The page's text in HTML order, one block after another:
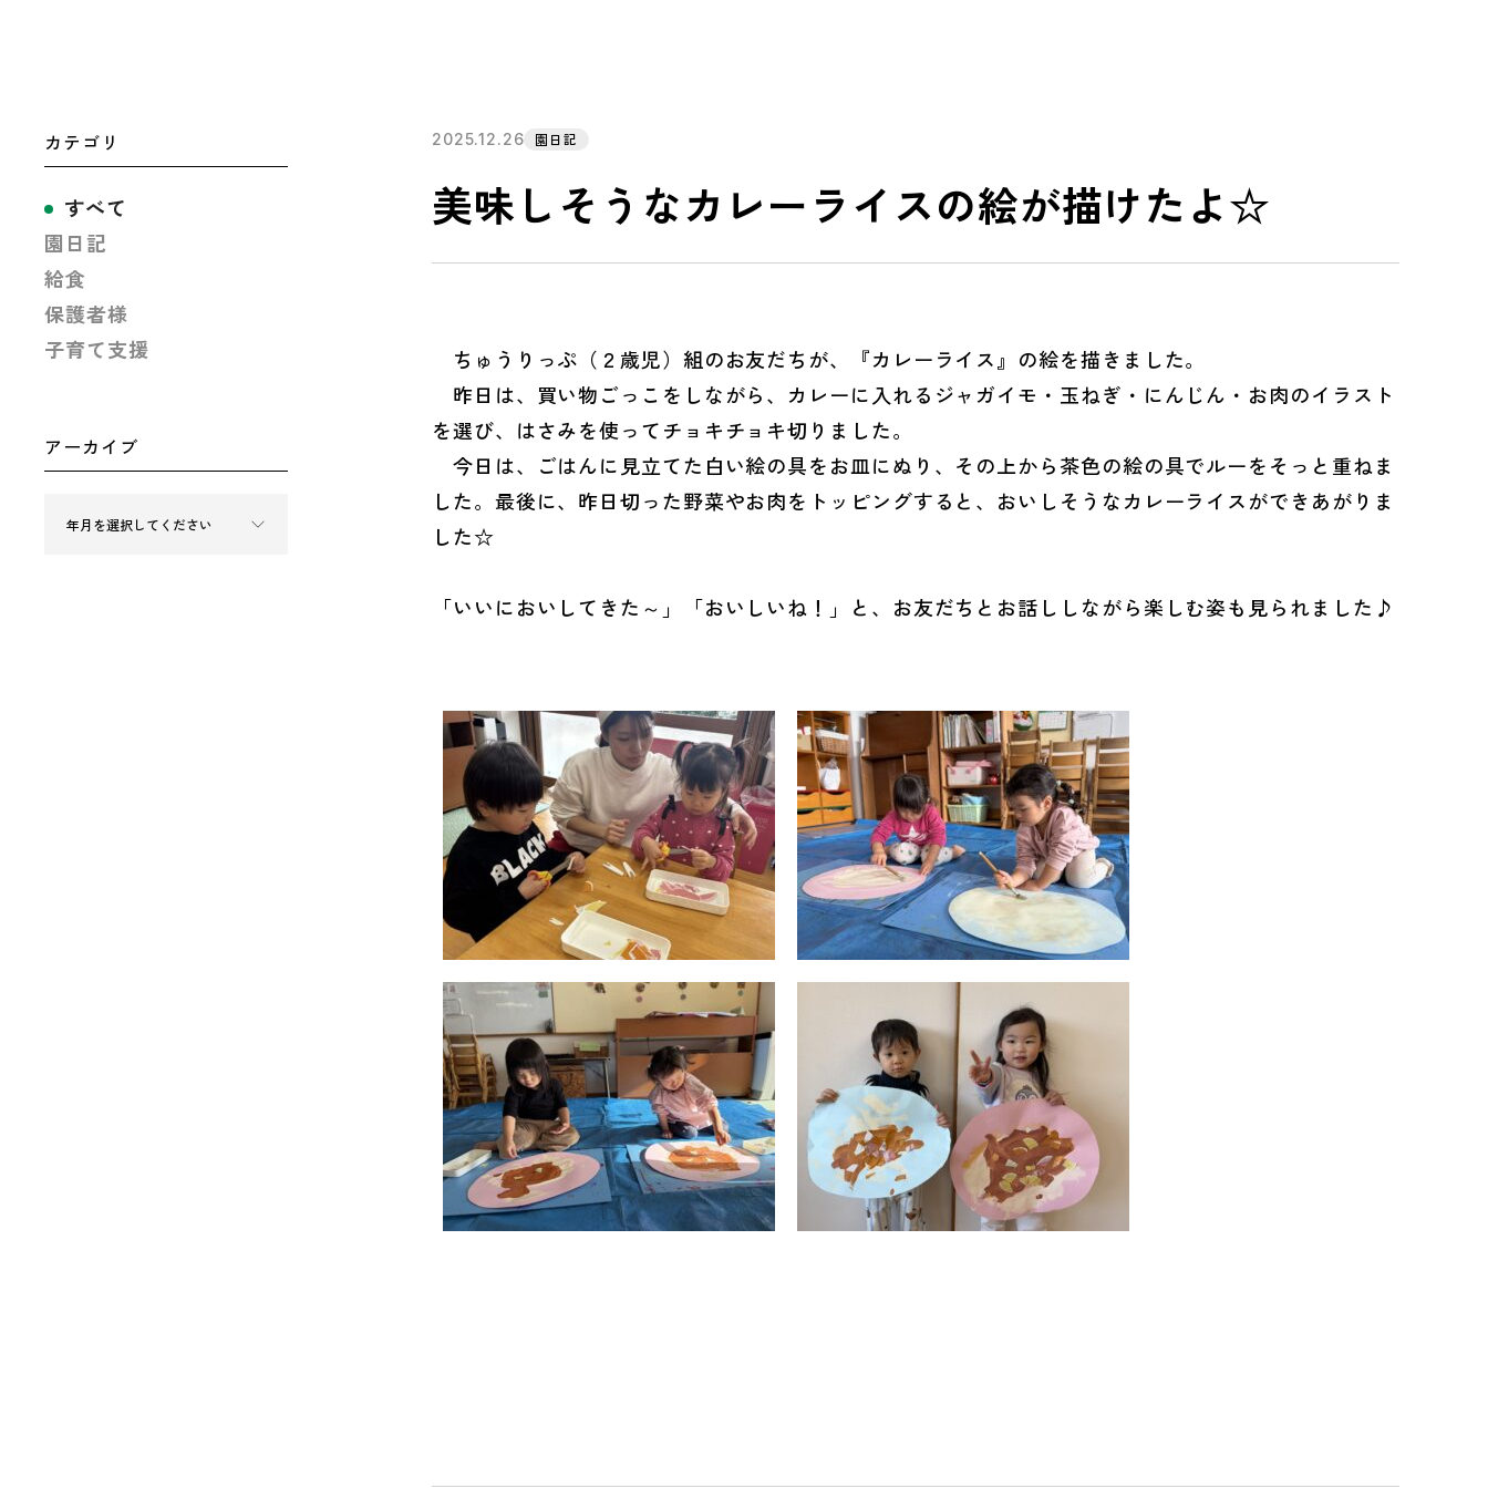
2025.12.26 園日記
美味しそうなカレーライスの絵が描けたよ☆
ちゅうりっぷ（２歳児）組のお友だちが、『カレーライス』の絵を描きました。
昨日は、買い物ごっこをしながら、カレーに入れるジャガイモ・玉ねぎ・にんじん・お肉のイラスト
を選び、はさみを使ってチョキチョキ切りました。
今日は、ごはんに見立てた白い絵の具をお皿にぬり、その上から茶色の絵の具でルーをそっと重ねま
した。最後に、昨日切った野菜やお肉をトッピングすると、おいしそうなカレーライスができあがりま
した☆
「いいにおいしてきた～」「おいしいね！」と、お友だちとお話ししながら楽しむ姿も見られました♪
カテゴリ
すべて
園日記
給食
保護者様
子育て支援
アーカイブ